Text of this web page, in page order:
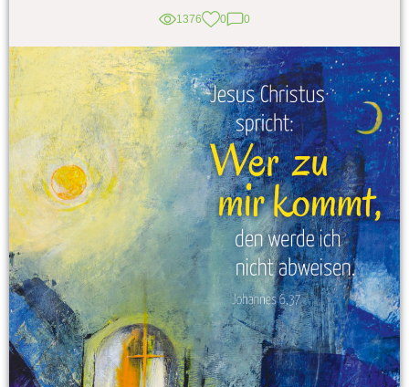
1376 0 0